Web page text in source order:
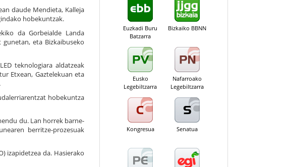
daude Mendieta, Kalleja
hobekuntzak.
da Gorbeialde Landa
eta Bizkaibuseko
teknologiara aldatzeak
Etxean, Gaztelekuan eta
hobekuntza
du. Lan horrek barne-
berritze-prozesuak
izapidetzea da. Hasierako
Euzkadi Buru
Batzarra
Bizkaiko BBNN
Eusko
Legebiltzarra
Nafarroako
Legebiltzarra
Kongresua Senatua